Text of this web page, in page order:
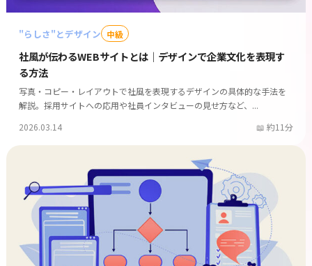
"らしさ"とデザイン 中級
社風が伝わるWEBサイトとは｜デザインで企業文化を表現す
る方法
写真・コピー・レイアウトで社風を表現するデザインの具体的な手法を
解説。採用サイトへの応用や社員インタビューの見せ方など、...
2026.03.14
約11分